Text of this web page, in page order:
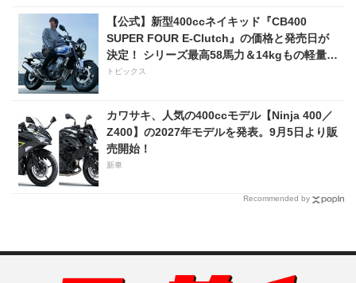
【公式】新型400ccネイキッド『CB400
SUPER FOUR E-Clutch』の価格と発売日が
決定！ シリーズ最高58馬力＆14kgもの軽量
化!? 完全に「旧CB400SF」を超えた!?
トピックス
カワサキ、人気の400ccモデル【Ninja 400／
Z400】の2027年モデルを発表。9月5日より販
売開始！
新車
Recommended by